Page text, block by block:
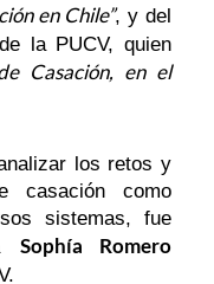
en Chile”, y del
la PUCV, quien
Casación, en el
los retos y
casación como
sistemas, fue
Sophía Romero